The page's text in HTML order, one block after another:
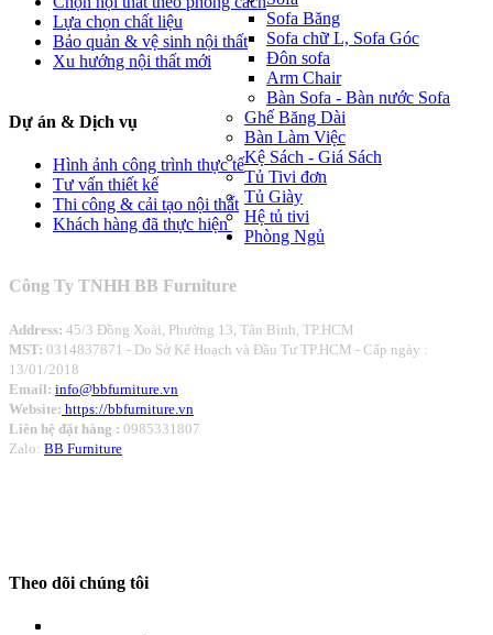
Lựa chọn chất liệu
Bảo quản & vệ sinh nội thất
Xu hướng nội thất mới
Dự án & Dịch vụ
Hình ảnh công trình thực tế
Tư vấn thiết kế
Thi công & cải tạo nội thất
Khách hàng đã thực hiện
Công Ty TNHH BB Furniture
Address: 45/3 Đồng Xoài, Phường 13, Tân Bình, TP.HCM
MST: 0314837871 - Do Sở Kế Hoạch và Đầu Tư TP.HCM - Cấp ngày :
13/01/2018
Email: info@bbfurniture.vn
Website: https://bbfurniture.vn
Liên hệ đặt hàng : 0985331807
Zalo: BB Furniture
Theo dõi chúng tôi
Sofa Băng
Sofa chữ L, Sofa Góc
Đôn sofa
Arm Chair
Bàn Sofa - Bàn nước Sofa
Ghế Băng Dài
Bàn Làm Việc
Kệ Sách - Giá Sách
Tủ Tivi đơn
Tủ Giày
Hệ tủ tivi
Phòng Ngủ